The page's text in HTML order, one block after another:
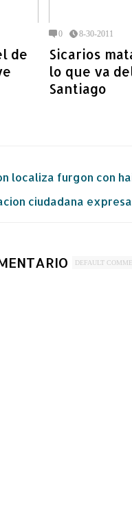
de
0 8-30-2011
Sicarios
lo que va
Santiago
localiza furgon con
ciudadana
DEFAULT